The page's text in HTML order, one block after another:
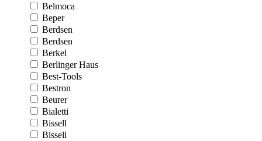
Belmoca
Beper
Berdsen
Berdsen
Berkel
Berlinger Haus
Best-Tools
Bestron
Beurer
Bialetti
Bissell
Bissell